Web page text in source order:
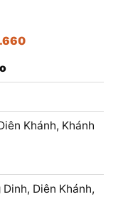
Khánh, Khánh
Diên Khánh,